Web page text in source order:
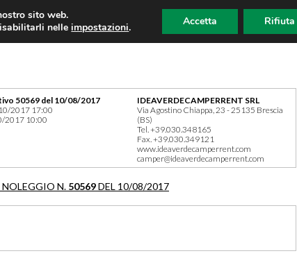
IDEAVERDECAMPERRENT SRL
Via Agostino Chiappa, 23 - 25135 Brescia
(BS)
Tel. +39.030.348165
Fax. +39.030.349121
www.ideaverdecamperrent.com
camper@ideaverdecamperrent.com
50569 del 10/08/2017
2017 17:00
2017 10:00
N. 50569DEL 10/08/2017
sito web.
nelleimpostazioni. Accetta Rifiuta